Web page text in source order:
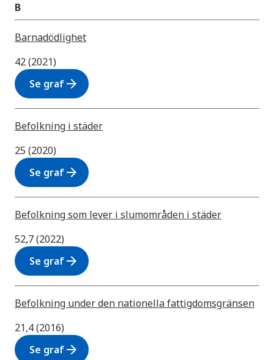
B
Barnadödlighet
42 (2021)
Se grafarrow_forward
Befolkning i städer
25 (2020)
Se grafarrow_forward
Befolkning som lever i slumområden i städer
52,7 (2022)
Se grafarrow_forward
Befolkning under den nationella fattigdomsgränsen
21,4 (2016)
Se grafarrow_forward